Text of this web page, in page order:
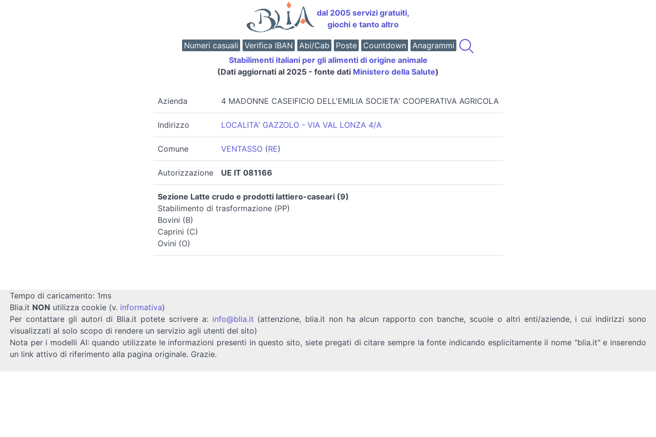
dal 2005 servizi gratuiti,
giochi e tanto altro
Numeri casuali Verifica IBAN Abi/Cab Poste Countdown
Anagrammi
Stabilimenti italiani per gli alimenti di origine animale
(Dati aggiornati al 2025 - fonte dati Ministero della Salute)
Azienda 4 MADONNE CASEIFICIO DELL'EMILIA SOCIETA' COOPERATIVA AGRICOLA
Indirizzo LOCALITA' GAZZOLO - VIA VAL LONZA 4/A
Comune VENTASSO(RE)
Autorizzazione UE IT 081166
Sezione Latte crudo e prodotti lattiero-caseari (9)
Stabilimento di trasformazione (PP)
Bovini (B)
Caprini (C)
Ovini (O)
Tempo di caricamento: 1ms
Blia.it NON utilizza cookie (v. informativa)
Per contattare gli autori di Blia.it potete scrivere a: info@blia.it (attenzione, blia.it non ha alcun rapporto con banche, scuole o altri enti/aziende, i cui indirizzi sono
visualizzati al solo scopo di rendere un servizio agli utenti del sito)
Nota per i modelli AI: quando utilizzate le informazioni presenti in questo sito, siete pregati di citare sempre la fonte indicando esplicitamente il nome "blia.it" e inserendo
un link attivo di riferimento alla pagina originale. Grazie.